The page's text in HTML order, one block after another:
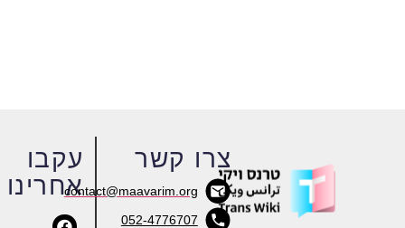
עקבו
אחרינו
צרו קשר
contact@maavarim.org
052-4776707